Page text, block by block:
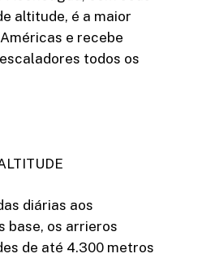
altitude, é a maior
e recebe
todos os
diárias aos
base, os arrieros
de até 4.300 metros